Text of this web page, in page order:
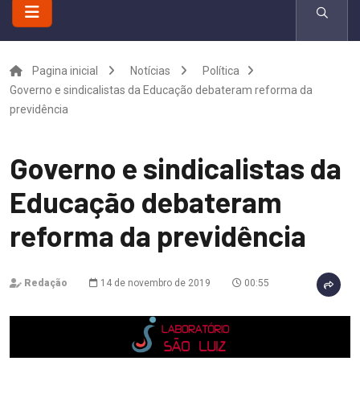
Pagina inicial Notícias
Política
Governo e sindicalistas da Educação debateram reforma da
previdência
Governo e sindicalistas da
Educação debateram
reforma da previdência
Redação 14 de novembro de 2019 00:55